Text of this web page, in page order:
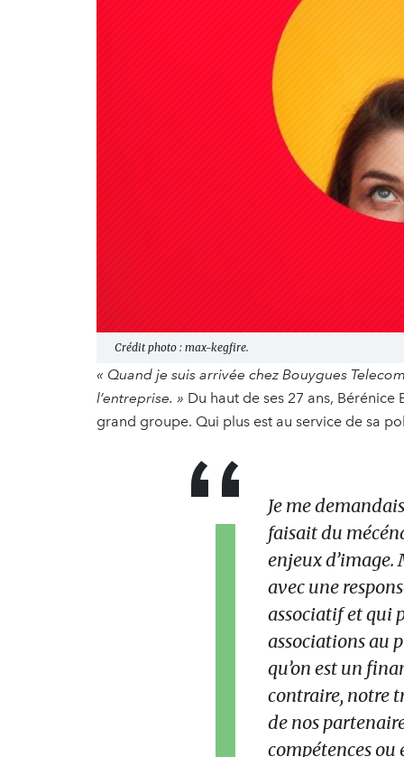
Crédit photo : max-kegfire.
« Quand je suis arrivée chez Bouygues
l’entreprise. » Du haut de ses 27 ans,
grand groupe. Qui plus est au service de sa
Je me
faisait du
enjeux d’image.
avec une
associatif et qui
associations au
qu’on est un
contraire, notre
de nos
compétences